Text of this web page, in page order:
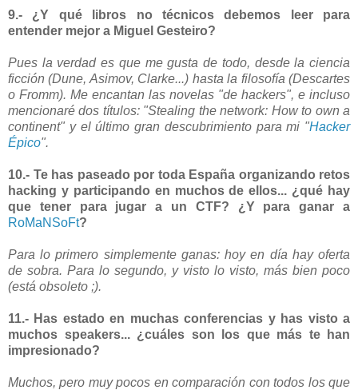
9.- ¿Y qué libros no técnicos debemos leer para
entender mejor a Miguel Gesteiro?
Pues la verdad es que me gusta de todo, desde la ciencia
ficción (Dune, Asimov, Clarke...) hasta la filosofía (Descartes
o Fromm). Me encantan las novelas "de hackers", e incluso
mencionaré dos títulos: "Stealing the network: How to own a
continent" y el último gran descubrimiento para mi "Hacker
Épico".
10.- Te has paseado por toda España organizando retos
hacking y participando en muchos de ellos... ¿qué hay
que tener para jugar a un CTF? ¿Y para ganar a
RoMaNSoFt?
Para lo primero simplemente ganas: hoy en día hay oferta
de sobra. Para lo segundo, y visto lo visto, más bien poco
(está obsoleto ;).
11.- Has estado en muchas conferencias y has visto a
muchos speakers... ¿cuáles son los que más te han
impresionado?
Muchos, pero muy pocos en comparación con todos los que